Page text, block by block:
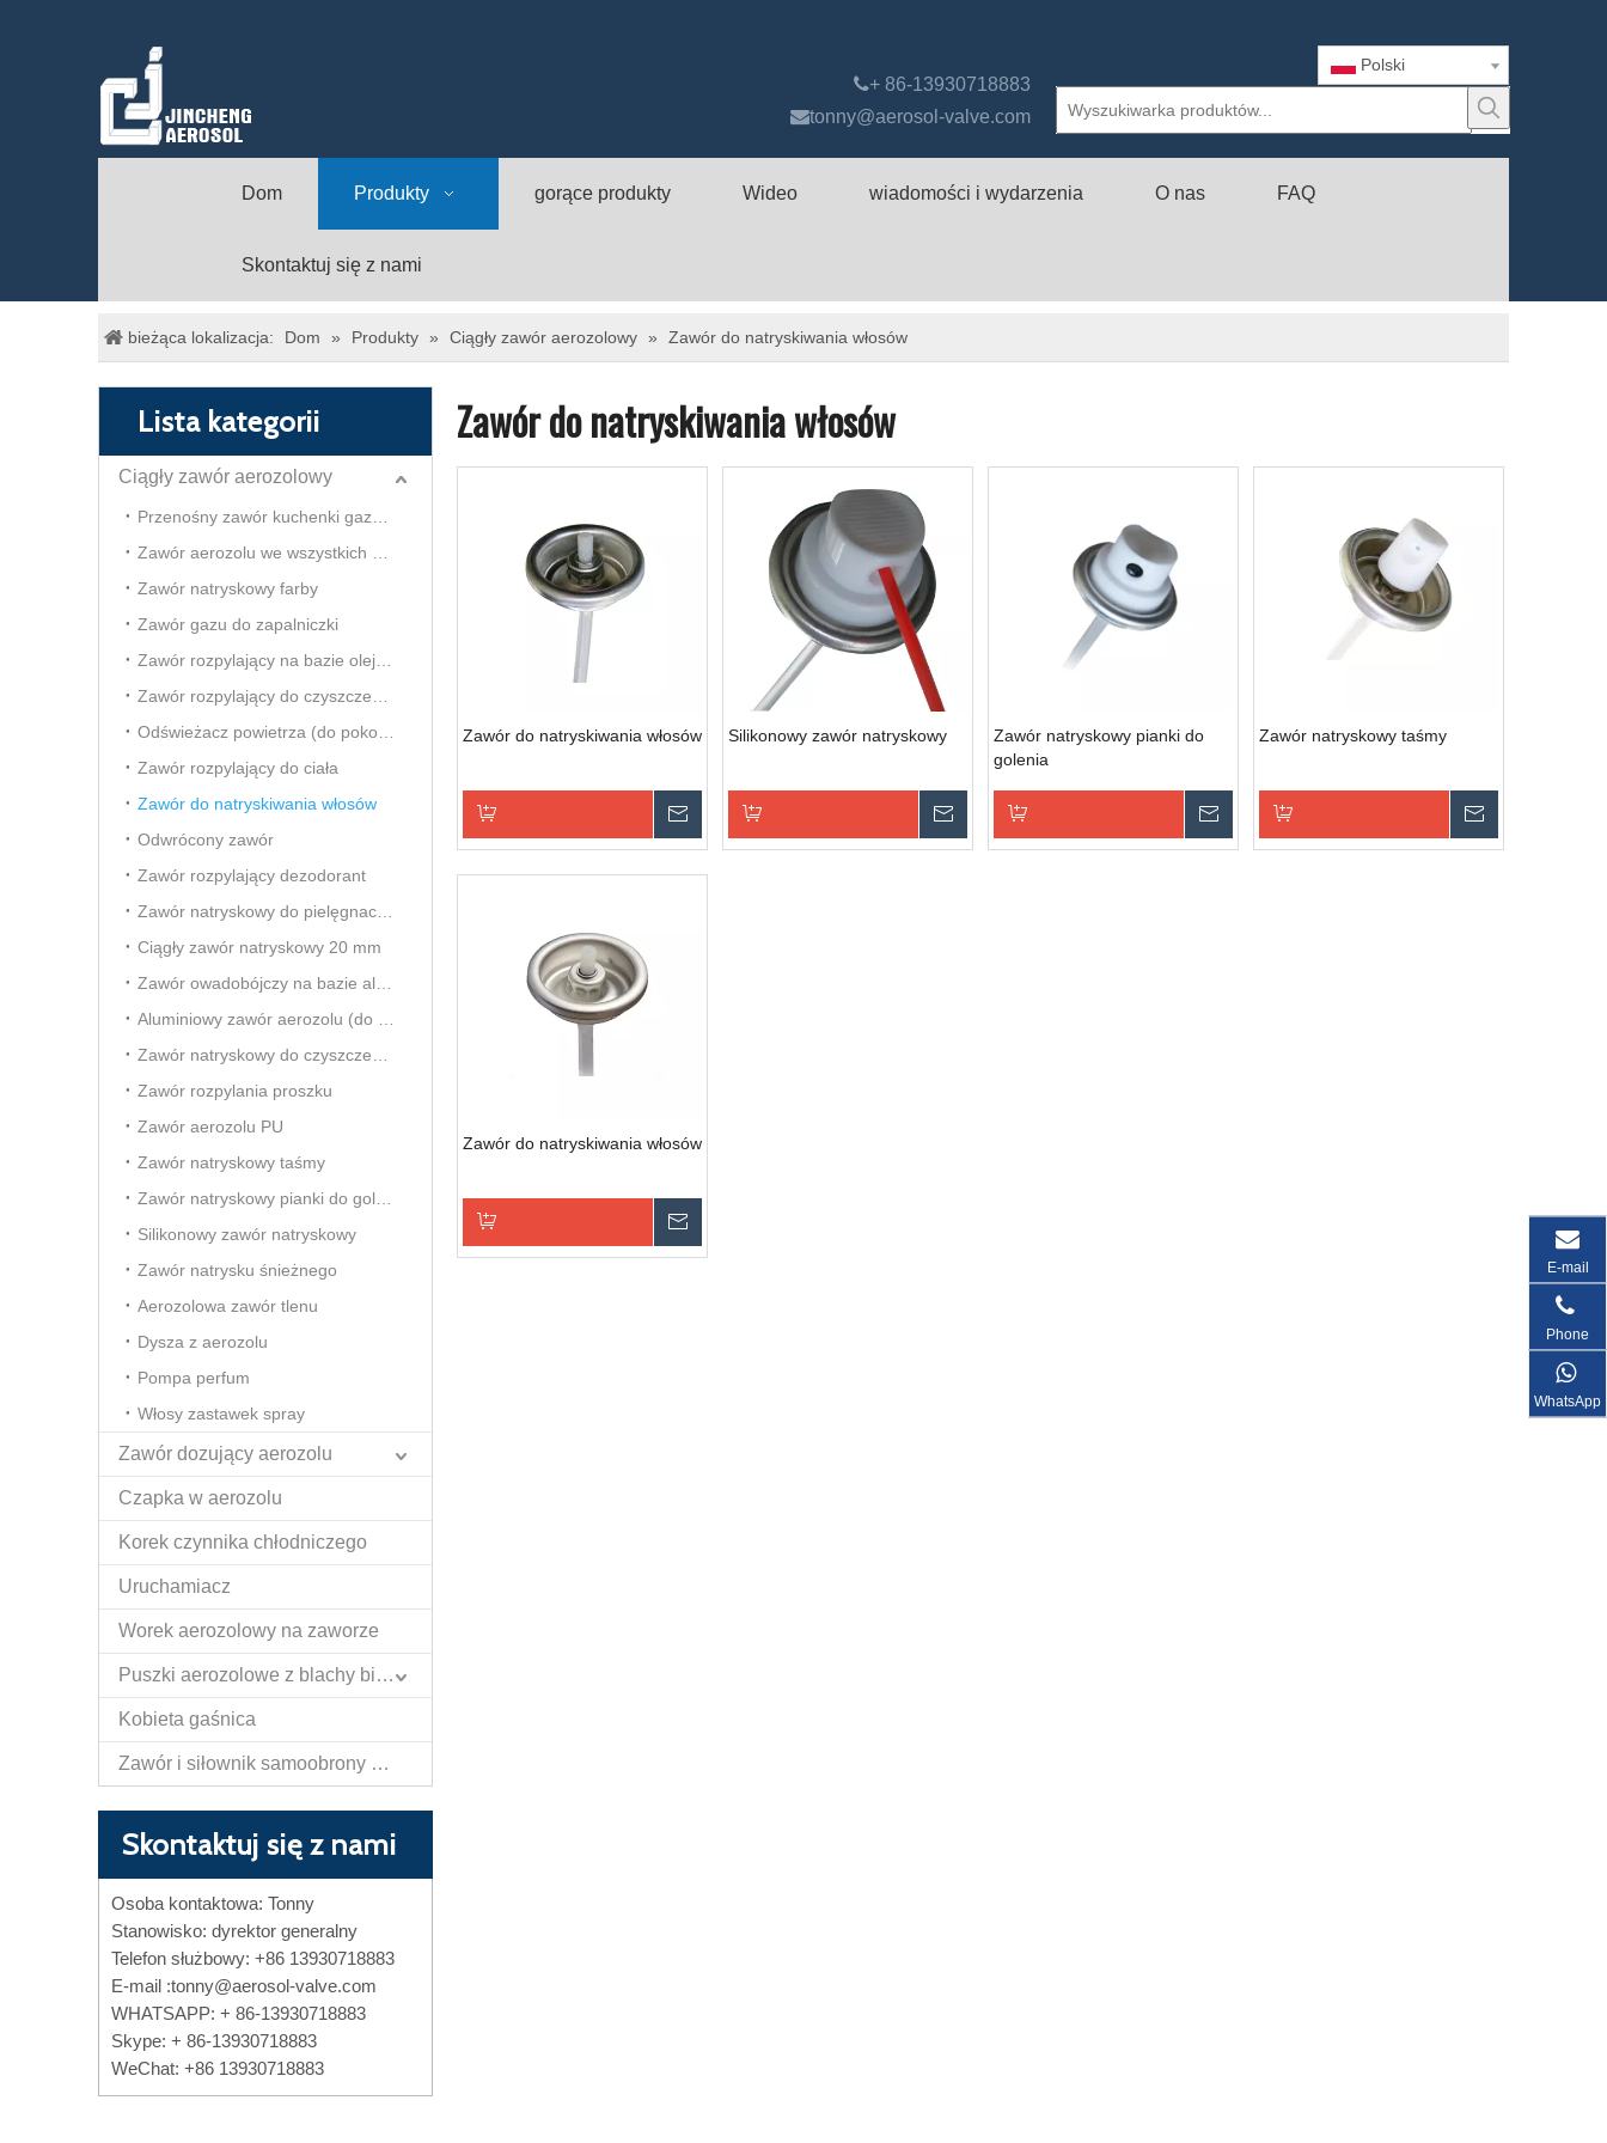
+ 86-13930718883
tonny@aerosol-valve.com
Polski
Dom Produkty gorące produkty Wideo wiadomości i wydarzenia O nas FAQ
Skontaktuj się z nami
bieżąca lokalizacja: Dom » Produkty » Ciągły zawór aerozolowy » Zawór do natryskiwania włosów
Lista kategorii
Ciągły zawór aerozolowy
Zawór natryskowy farby
Zawór gazu do zapalniczki
Zawór rozpylający do ciała
Zawór do natryskiwania włosów
Odwrócony zawór
Zawór rozpylający dezodorant
Ciągły zawór natryskowy 20 mm
Zawór rozpylania proszku
Zawór aerozolu PU
Zawór natryskowy taśmy
Silikonowy zawór natryskowy
Zawór natrysku śnieżnego
Aerozolowa zawór tlenu
Dysza z aerozolu
Pompa perfum
Włosy zastawek spray
Zawór dozujący aerozolu
Czapka w aerozolu
Korek czynnika chłodniczego
Uruchamiacz
Worek aerozolowy na zaworze
Puszki aerozolowe z blachy białej
Kobieta gaśnica
Zawór i siłownik samoobrony Papper Spray
Skontaktuj się z nami
Osoba kontaktowa: Tonny
Stanowisko: dyrektor generalny
Telefon służbowy: +86 13930718883
E-mail :tonny@aerosol-valve.com
WHATSAPP: + 86-13930718883
Skype: + 86-13930718883
WeChat: +86 13930718883
Zawór do natryskiwania włosów
Zawór do natryskiwania włosów
Zapytaj
Silikonowy zawór natryskowy
Zapytaj
Zawór natryskowy pianki do
golenia
Zapytaj
Zawór natryskowy taśmy
Zawór do natryskiwania włosów
E-mail
Phone
WhatsApp